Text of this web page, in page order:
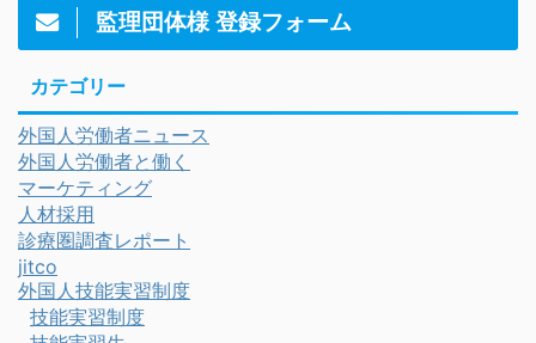
監理団体様 登録フォーム
カテゴリー
外国人労働者ニュース
外国人労働者と働く
マーケティング
人材採用
診療圏調査レポート
jitco
外国人技能実習制度
技能実習制度